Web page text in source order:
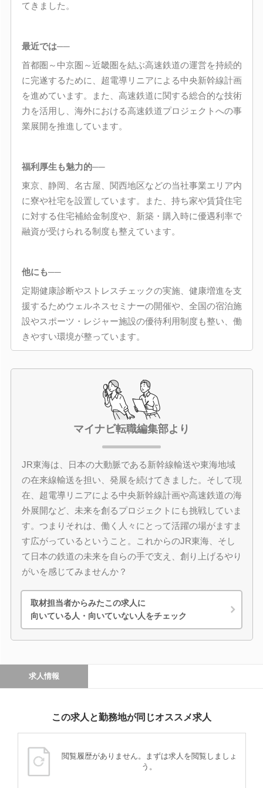
てきました。
最近では──
首都圏～中京圏～近畿圏を結ぶ高速鉄道の運営を持続的
に完遂するために、超電導リニアによる中央新幹線計画
を進めています。また、高速鉄道に関する総合的な技術
力を活用し、海外における高速鉄道プロジェクトへの事
業展開を推進しています。
福利厚生も魅力的──
東京、静岡、名古屋、関西地区などの当社事業エリア内
に寮や社宅を設置しています。また、持ち家や賃貸住宅
に対する住宅補給金制度や、新築・購入時に優遇利率で
融資が受けられる制度も整えています。
他にも──
定期健康診断やストレスチェックの実施、健康増進を支
援するためウェルネスセミナーの開催や、全国の宿泊施
設やスポーツ・レジャー施設の優待利用制度も整い、働
きやすい環境が整っています。
マイナビ転職編集部より
JR東海は、日本の大動脈である新幹線輸送や東海地域
の在来線輸送を担い、発展を続けてきました。そして現
在、超電導リニアによる中央新幹線計画や高速鉄道の海
外展開など、未来を創るプロジェクトにも挑戦していま
す。つまりそれは、働く人々にとって活躍の場がますま
す広がっているということ。これからのJR東海、そし
て日本の鉄道の未来を自らの手で支え、創り上げるやり
がいを感じてみませんか？
取材担当者からみたこの求人に
向いている人・向いていない人をチェック
求人情報
この求人と勤務地が同じオススメ求人
閲覧履歴がありません。まずは求人を閲覧しましょ
う。